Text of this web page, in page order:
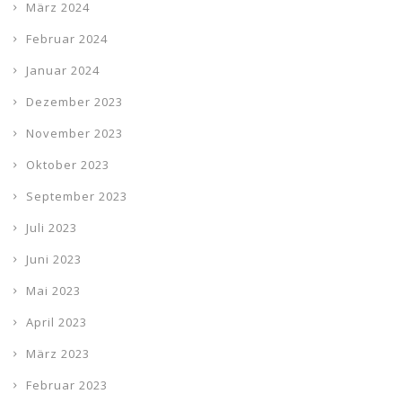
März 2024
Februar 2024
Januar 2024
Dezember 2023
November 2023
Oktober 2023
September 2023
Juli 2023
Juni 2023
Mai 2023
April 2023
März 2023
Februar 2023